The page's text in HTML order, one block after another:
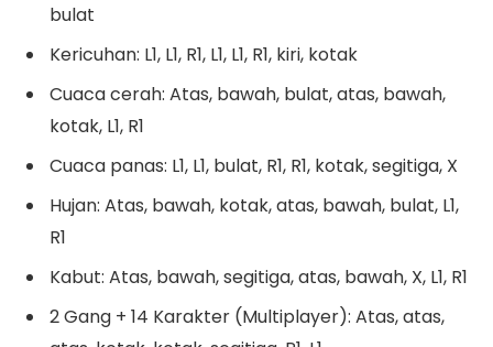
bulat
Kericuhan: L1, L1, R1, L1, L1, R1, kiri, kotak
Cuaca cerah: Atas, bawah, bulat, atas, bawah,
kotak, L1, R1
Cuaca panas: L1, L1, bulat, R1, R1, kotak, segitiga, X
Hujan: Atas, bawah, kotak, atas, bawah, bulat, L1,
R1
Kabut: Atas, bawah, segitiga, atas, bawah, X, L1, R1
2 Gang + 14 Karakter (Multiplayer): Atas, atas,